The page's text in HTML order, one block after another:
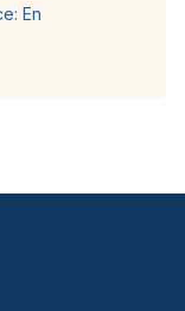
En